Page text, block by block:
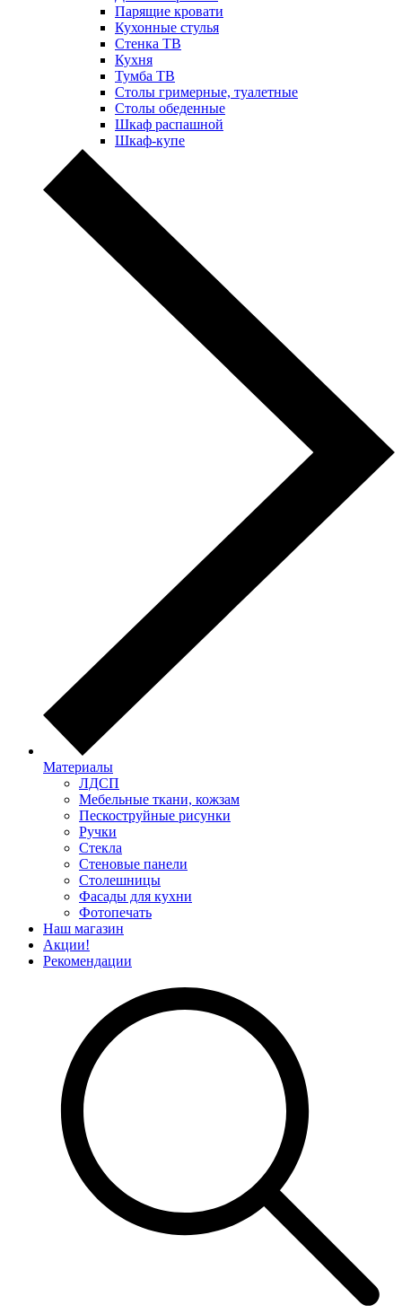
Парящие кровати
Кухонные стулья
Стенка ТВ
Кухня
Тумба ТВ
Столы гримерные, туалетные
Столы обеденные
Шкаф распашной
Шкаф-купе
Материалы
ЛДСП
Мебельные ткани, кожзам
Пескоструйные рисунки
Ручки
Стекла
Стеновые панели
Столешницы
Фасады для кухни
Фотопечать
Наш магазин
Акции!
Рекомендации